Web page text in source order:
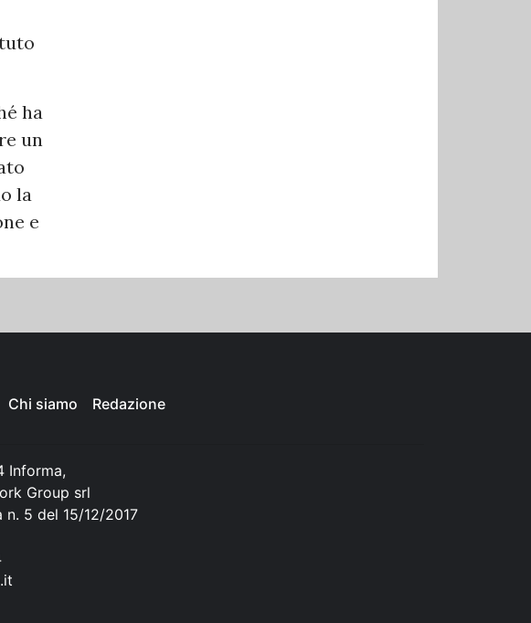
ha
un
la
e
Chi siamo Redazione
Informa,
Group srl
n. 5 del 15/12/2017